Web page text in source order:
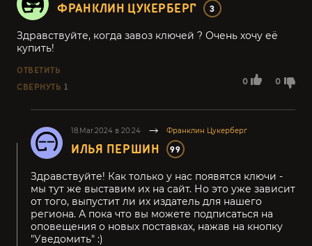
ФРАНКЛИН ЦУКЕРБЕРГ 3
0 0
Здравствуйте, когда завоз ключей ? Очень хочу её
купить!
ОТВЕТИТЬ
СВЕРНУТЬ 1
18.Mar.2024 в 20:24 Франклин Цукерберг
ИЛЬЯ ПЕРШИН 99
Здравствуйте! Как только у нас появятся ключи -
мы тут же выставим их на сайт. Но это уже зависит
от того, выпустит ли их издатель для нашего
региона. А пока что вы можете подписаться на
оповещения о новых поставках, нажав на кнопку
"Уведомить" :)